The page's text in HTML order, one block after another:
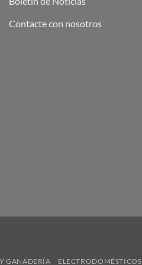
Contacte con nosotros
GANADERÍA ELECTRODOMÉSTICOS